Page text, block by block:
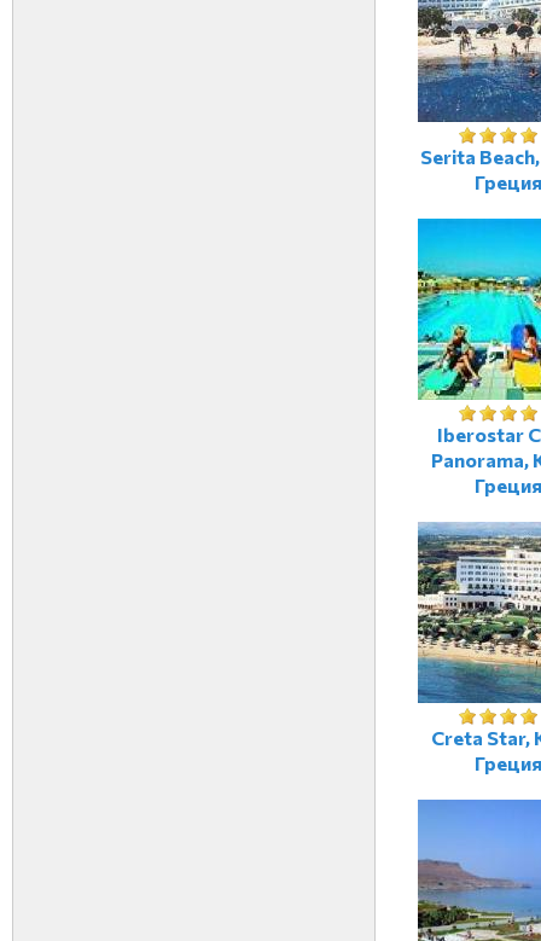
Serita
Греция
Iberostar
Panorama,
Греция
Creta Star,
Греция